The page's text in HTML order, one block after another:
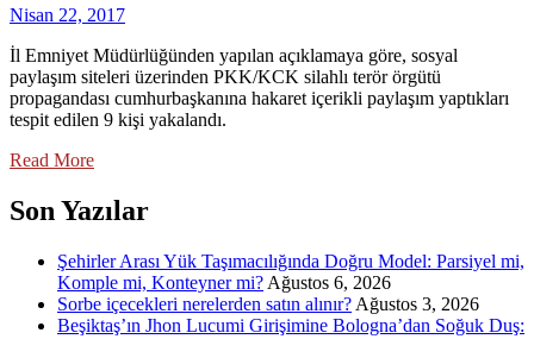
Nisan 22, 2017
İl Emniyet Müdürlüğünden yapılan açıklamaya göre, sosyal
paylaşım siteleri üzerinden PKK/KCK silahlı terör örgütü
propagandası cumhurbaşkanına hakaret içerikli paylaşım yaptıkları
tespit edilen 9 kişi yakalandı.
Read More
Son Yazılar
Şehirler Arası Yük Taşımacılığında Doğru Model: Parsiyel mi,
Komple mi, Konteyner mi? Ağustos 6, 2026
Sorbe içecekleri nerelerden satın alınır? Ağustos 3, 2026
Beşiktaş’ın Jhon Lucumi Girişimine Bologna’dan Soğuk Duş: